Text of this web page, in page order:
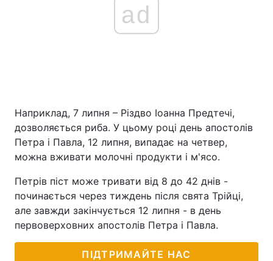
ad
Наприклад, 7 липня – Різдво Іоанна Предтечі,
дозволяється риба. У цьому році день апостолів
Петра і Павла, 12 липня, випадає на четвер,
можна вживати молочні продукти і м'ясо.
Петрів піст може тривати від 8 до 42 днів -
починається через тиждень після свята Трійці,
але завжди закінчується 12 липня - в день
первоверховних апостолів Петра і Павла.
ПІДТРИМАЙТЕ НАС